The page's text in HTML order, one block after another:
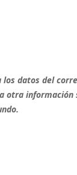
datos del
otra información